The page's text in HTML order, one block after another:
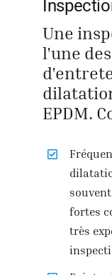
Une
l'une
EPDM.
fortes
très